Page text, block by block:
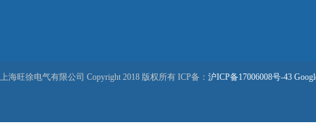
上海旺徐电气有限公司 Copyright 2018 版权所有 ICP备： 沪ICP备17006008号-43